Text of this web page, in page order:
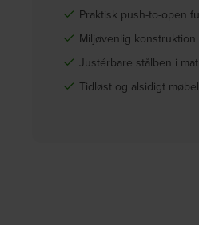
Praktisk push-to-open
Miljøvenlig
Justérbare stålben i
Tidløst og alsidigt